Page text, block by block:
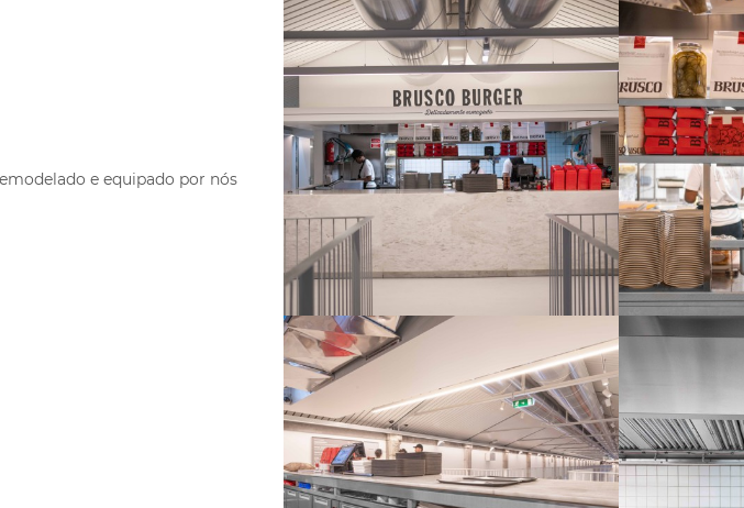
e equipado por nós